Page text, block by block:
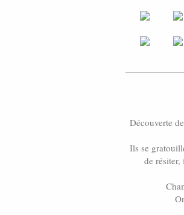
Découverte
Ils se
de